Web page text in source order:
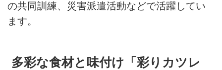
の共同訓練、災害派遣活動などで活躍してい
ます。
多彩な食材と味付け「彩りカツレ